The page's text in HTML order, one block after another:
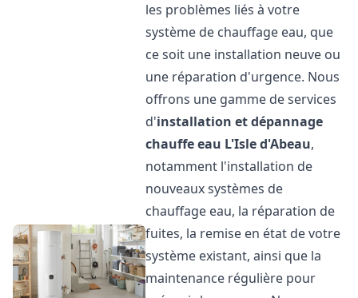
les problèmes liés à votre
système de chauffage eau, que
ce soit une installation neuve ou
une réparation d'urgence. Nous
offrons une gamme de services
d'installation et dépannage
chauffe eau L'Isle d'Abeau,
notamment l'installation de
nouveaux systèmes de
chauffage eau, la réparation de
fuites, la remise en état de votre
système existant, ainsi que la
maintenance régulière pour